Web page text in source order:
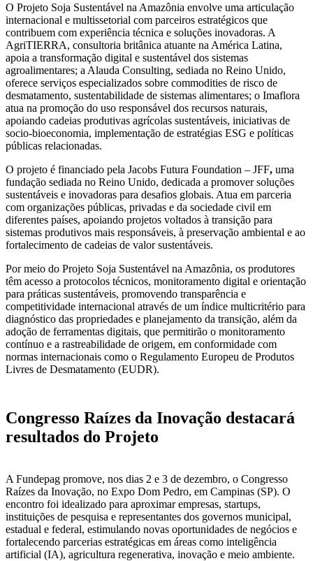
O Projeto Soja Sustentável na Amazônia envolve uma articulação
internacional e multissetorial com parceiros estratégicos que
contribuem com experiência técnica e soluções inovadoras. A
AgriTIERRA, consultoria britânica atuante na América Latina,
apoia a transformação digital e sustentável dos sistemas
agroalimentares; a Alauda Consulting, sediada no Reino Unido,
oferece serviços especializados sobre commodities de risco de
desmatamento, sustentabilidade de sistemas alimentares; o Imaflora
atua na promoção do uso responsável dos recursos naturais,
apoiando cadeias produtivas agrícolas sustentáveis, iniciativas de
socio-bioeconomia, implementação de estratégias ESG e políticas
públicas relacionadas.
O projeto é financiado pela Jacobs Futura Foundation – JFF, uma
fundação sediada no Reino Unido, dedicada a promover soluções
sustentáveis e inovadoras para desafios globais. Atua em parceria
com organizações públicas, privadas e da sociedade civil em
diferentes países, apoiando projetos voltados à transição para
sistemas produtivos mais responsáveis, à preservação ambiental e ao
fortalecimento de cadeias de valor sustentáveis.
Por meio do Projeto Soja Sustentável na Amazônia, os produtores
têm acesso a protocolos técnicos, monitoramento digital e orientação
para práticas sustentáveis, promovendo transparência e
competitividade internacional através de um índice multicritério para
diagnóstico das propriedades e planejamento da transição, além da
adoção de ferramentas digitais, que permitirão o monitoramento
contínuo e a rastreabilidade de origem, em conformidade com
normas internacionais como o Regulamento Europeu de Produtos
Livres de Desmatamento (EUDR).
Congresso Raízes da Inovação destacará
resultados do Projeto
A Fundepag promove, nos dias 2 e 3 de dezembro, o Congresso
Raízes da Inovação, no Expo Dom Pedro, em Campinas (SP). O
encontro foi idealizado para aproximar empresas, startups,
instituições de pesquisa e representantes dos governos municipal,
estadual e federal, estimulando novas oportunidades de negócios e
fortalecendo parcerias estratégicas em áreas como inteligência
artificial (IA), agricultura regenerativa, inovação e meio ambiente.